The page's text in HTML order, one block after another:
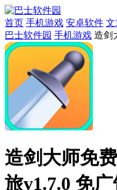
首页 手机游戏 安卓软件 文
巴士软件园 手机游戏 造剑
造剑大师免
旅v1.7.0 免